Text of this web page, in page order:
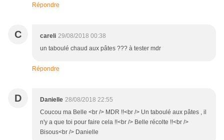
Répondre
C careli 29/08/2018 00:38
un taboulé chaud aux pâtes ??? à tester mdr
Répondre
D Danielle 28/08/2018 22:55
Coucou ma Belle <br /> MDR !!<br /> Un taboulé aux pâtes , il
n'y a que toi pour faire cela !!<br /> Belle récolte !!<br />
Bisous<br /> Danielle